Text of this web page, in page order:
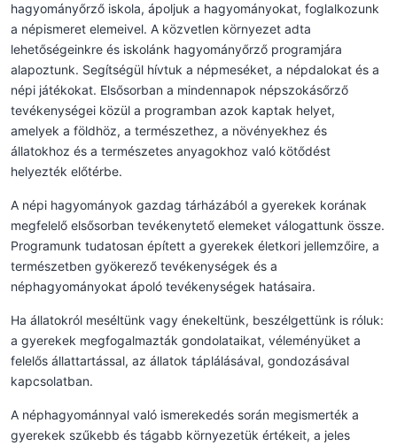
hagyományőrző iskola, ápoljuk a hagyományokat, foglalkozunk
a népismeret elemeivel. A közvetlen környezet adta
lehetőségeinkre és iskolánk hagyományőrző programjára
alapoztunk. Segítségül hívtuk a népmeséket, a népdalokat és a
népi játékokat. Elsősorban a mindennapok népszokásőrző
tevékenységei közül a programban azok kaptak helyet,
amelyek a földhöz, a természethez, a növényekhez és
állatokhoz és a természetes anyagokhoz való kötődést
helyezték előtérbe.
A népi hagyományok gazdag tárházából a gyerekek korának
megfelelő elsősorban tevékenytető elemeket válogattunk össze.
Programunk tudatosan épített a gyerekek életkori jellemzőire, a
természetben gyökerező tevékenységek és a
néphagyományokat ápoló tevékenységek hatásaira.
Ha állatokról meséltünk vagy énekeltünk, beszélgettünk is róluk:
a gyerekek megfogalmazták gondolataikat, véleményüket a
felelős állattartással, az állatok táplálásával, gondozásával
kapcsolatban.
A néphagyománnyal való ismerekedés során megismerték a
gyerekek szűkebb és tágabb környezetük értékeit, a jeles